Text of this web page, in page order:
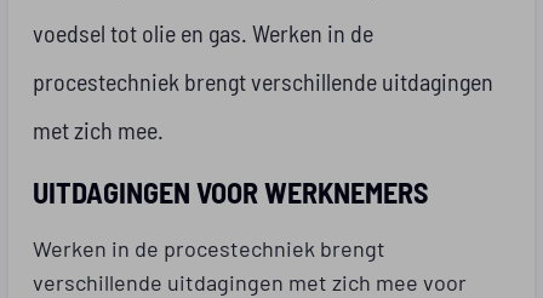
voedsel tot olie en gas. Werken in de
procestechniek brengt verschillende uitdagingen
met zich mee.
UITDAGINGEN VOOR WERKNEMERS
Werken in de procestechniek brengt
verschillende uitdagingen met zich mee voor